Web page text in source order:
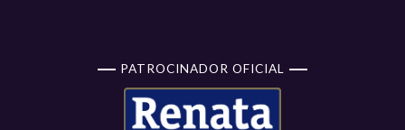
PATROCINADOR OFICIAL